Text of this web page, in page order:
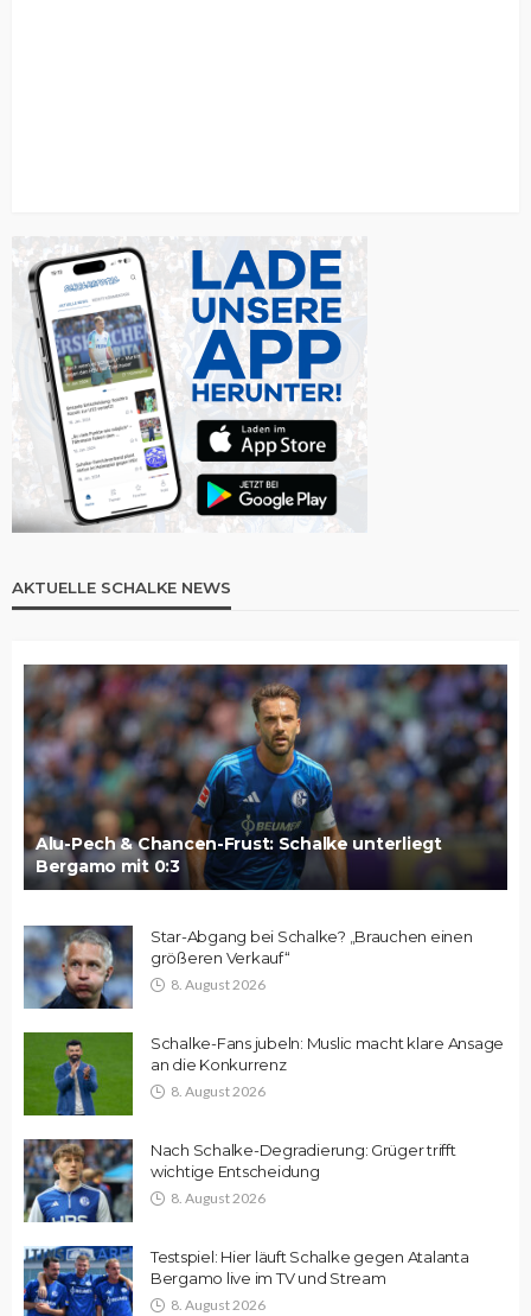
AKTUELLE SCHALKE NEWS
Alu-Pech & Chancen-Frust: Schalke unterliegt
Bergamo mit 0:3
Star-Abgang bei Schalke? „Brauchen einen
größeren Verkauf“
8. August 2026
Schalke-Fans jubeln: Muslic macht klare Ansage
an die Konkurrenz
8. August 2026
Nach Schalke-Degradierung: Grüger trifft
wichtige Entscheidung
8. August 2026
Testspiel: Hier läuft Schalke gegen Atalanta
Bergamo live im TV und Stream
8. August 2026